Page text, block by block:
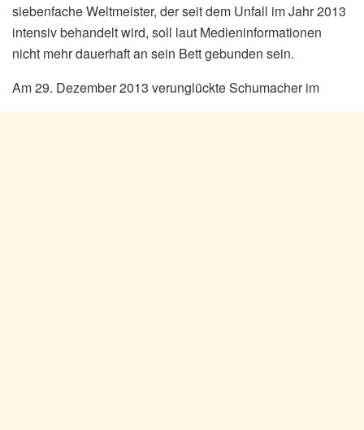
siebenfache Weltmeister, der seit dem Unfall im Jahr 2013
intensiv behandelt wird, soll laut Medieninformationen
nicht mehr dauerhaft an sein Bett gebunden sein.
Am 29. Dezember 2013 verunglückte Schumacher im